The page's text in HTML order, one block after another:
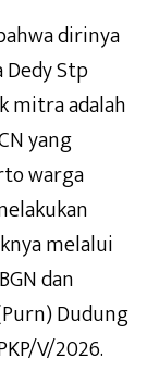
dirinya
Stp
mitra adalah
yang
warga
melalui
dan
Dudung
V/2026.